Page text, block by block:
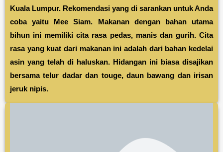
Kuala Lumpur. Rekomendasi yang di sarankan untuk Anda
coba yaitu Mee Siam. Makanan dengan bahan utama
bihun ini memiliki cita rasa pedas, manis dan gurih. Cita
rasa yang kuat dari makanan ini adalah dari bahan kedelai
asin yang telah di haluskan. Hidangan ini biasa disajikan
bersama telur dadar dan touge, daun bawang dan irisan
jeruk nipis.